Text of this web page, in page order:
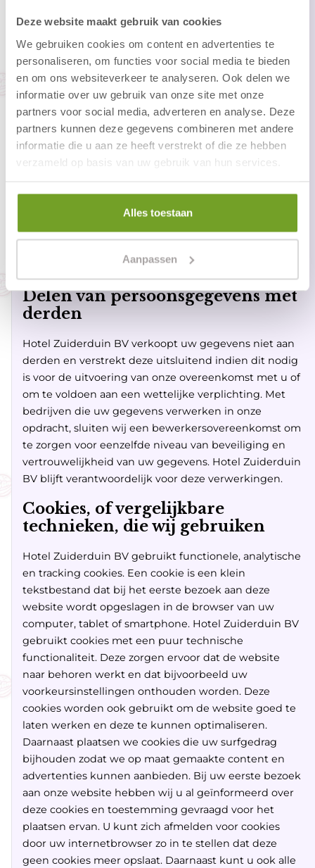
Deze website maakt gebruik van cookies
We gebruiken cookies om content en advertenties te
personaliseren, om functies voor social media te bieden
en om ons websiteverkeer te analyseren. Ook delen we
informatie over uw gebruik van onze site met onze
partners voor social media, adverteren en analyse. Deze
partners kunnen deze gegevens combineren met andere
informatie die u aan ze heeft verstrekt of die ze hebben
verzameld op basis van uw gebruik van hun services.
Alles toestaan
Aanpassen
genomen door computerprogramma’s of -systemen,
zonder dat daar een mens (bijvoorbeeld een
medewerker van Hotel Zuiderduin BV) tussen zit.
Hotel Zuiderduin BV gebruikt de volgende
computerprogramma’s of -systemen:
het CMS systeem waar onze website op draait
Hoe lang we persoonsgegevens
bewaren
niet langer dan strikt nodig is om de doelen te
realiseren waarvoor uw gegevens worden verzameld.
voor alle persoonsgegevens.
Delen van persoonsgegevens met
derden
Hotel Zuiderduin BV verkoopt uw gegevens niet aan
derden en verstrekt deze uitsluitend indien dit nodig
is voor de uitvoering van onze overeenkomst met u of
om te voldoen aan een wettelijke verplichting. Met
bedrijven die uw gegevens verwerken in onze
opdracht, sluiten wij een bewerkersovereenkomst om
te zorgen voor eenzelfde niveau van beveiliging en
vertrouwelijkheid van uw gegevens. Hotel Zuiderduin
BV blijft verantwoordelijk voor deze verwerkingen.
Cookies, of vergelijkbare
technieken, die wij gebruiken
Hotel Zuiderduin BV gebruikt functionele, analytische
en tracking cookies. Een cookie is een klein
tekstbestand dat bij het eerste bezoek aan deze
website wordt opgeslagen in de browser van uw
computer, tablet of smartphone. Hotel Zuiderduin BV
gebruikt cookies met een puur technische
functionaliteit. Deze zorgen ervoor dat de website
naar behoren werkt en dat bijvoorbeeld uw
voorkeursinstellingen onthouden worden. Deze
cookies worden ook gebruikt om de website goed te
laten werken en deze te kunnen optimaliseren.
Daarnaast plaatsen we cookies die uw surfgedrag
bijhouden zodat we op maat gemaakte content en
advertenties kunnen aanbieden. Bij uw eerste bezoek
aan onze website hebben wij u al geïnformeerd over
deze cookies en toestemming gevraagd voor het
plaatsen ervan. U kunt zich afmelden voor cookies
door uw internetbrowser zo in te stellen dat deze
geen cookies meer opslaat. Daarnaast kunt u ook alle